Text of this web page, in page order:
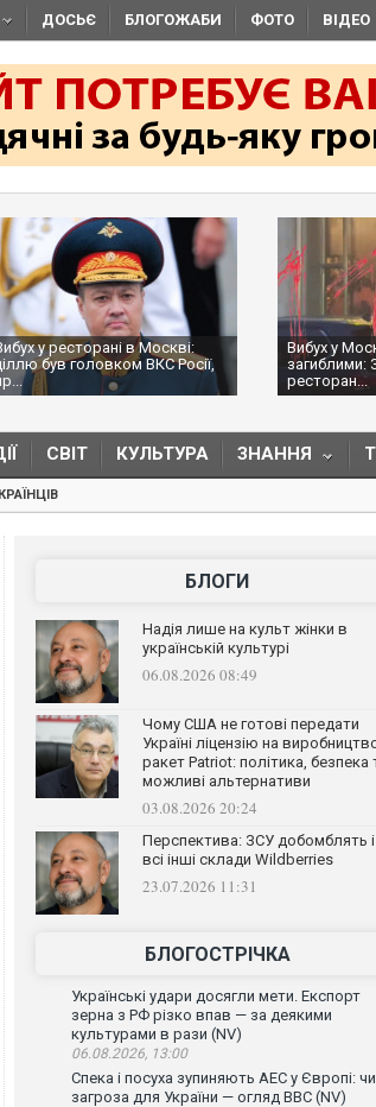
ДОСЬЄ БЛОГОЖАБИ ФОТО ВІДЕО
у ресторані в Москві:
був головком ВКС Росії,
Вибух у
загиблими:
ресторан...
СВІТ КУЛЬТУРА ЗНАННЯ
БЛОГИ
Надія лише на культ жінки в
українській культурі
06.08.2026 08:49
Чому США не готові передати
Україні ліцензію на
ракет Patriot: політика, безпека
можливі альтернативи
03.08.2026 20:24
Перспектива: ЗСУ добомблять і
всі інші склади Wildberries
23.07.2026 11:31
БЛОГОСТРІЧКА
Українські удари досягли мети. Експорт
зерна з РФ різко впав — за деякими
культурами в рази (NV)
06.08.2026, 13:00
Спека і посуха зупиняють АЕС у Європі:
загроза для України — огляд ВВС (NV)